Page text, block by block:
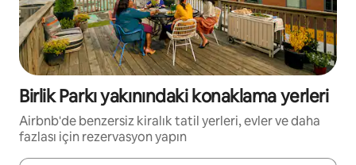
Birlik Parkı yakınındaki konaklama yerleri
Airbnb'de benzersiz kiralık tatil yerleri, evler ve daha
fazlası için rezervasyon yapın